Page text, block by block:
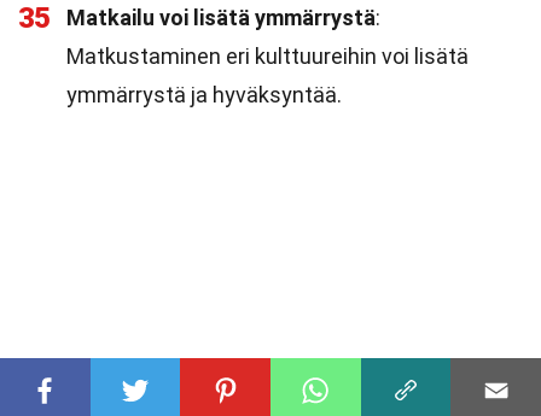
35 Matkailu voi lisätä ymmärrystä:
Matkustaminen eri kulttuureihin voi lisätä
ymmärrystä ja hyväksyntää.